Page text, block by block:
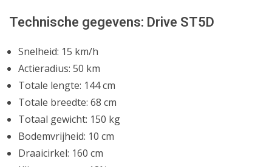
Technische gegevens: Drive ST5D
Snelheid: 15 km/h
Actieradius: 50 km
Totale lengte: 144 cm
Totale breedte: 68 cm
Totaal gewicht: 150 kg
Bodemvrijheid: 10 cm
Draaicirkel: 160 cm